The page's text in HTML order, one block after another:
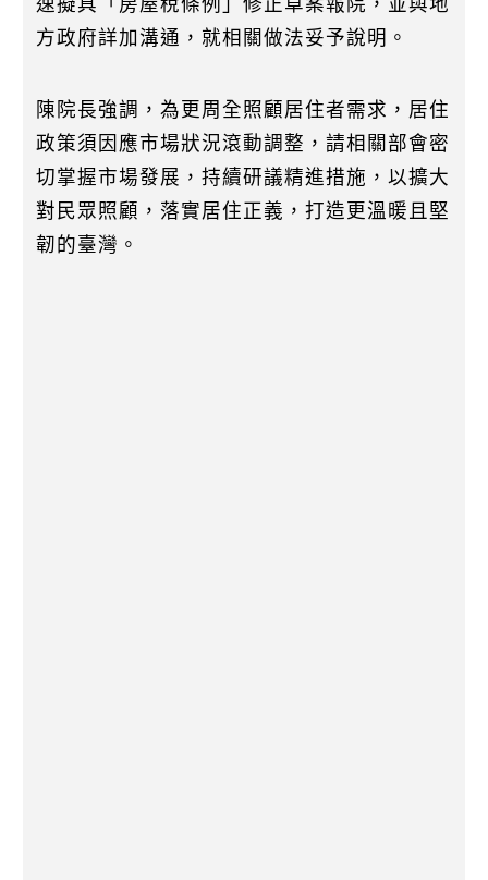
速擬具「房屋稅條例」修正草案報院，並與地
方政府詳加溝通，就相關做法妥予說明。
陳院長強調，為更周全照顧居住者需求，居住
政策須因應市場狀況滾動調整，請相關部會密
切掌握市場發展，持續研議精進措施，以擴大
對民眾照顧，落實居住正義，打造更溫暖且堅
韌的臺灣。